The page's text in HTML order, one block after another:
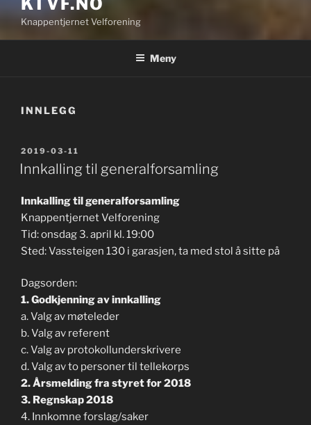
Knappentjernet Velforening
Meny
INNLEGG
PUBLISERT
2019-03-11
Innkalling til generalforsamling
Innkalling til generalforsamling
Knappentjernet Velforening
Tid: onsdag 3. april kl. 19:00
Sted: Vassteigen 130 i garasjen, ta med stol å sitte på
Dagsorden:
1. Godkjenning av innkalling
a. Valg av møteleder
b. Valg av referent
c. Valg av protokollunderskrivere
d. Valg av to personer til tellekorps
2. Årsmelding fra styret for 2018
3. Regnskap 2018
4. Innkomne forslag/saker